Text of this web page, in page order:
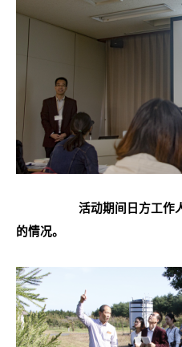
活动期间日方工作
的情况。